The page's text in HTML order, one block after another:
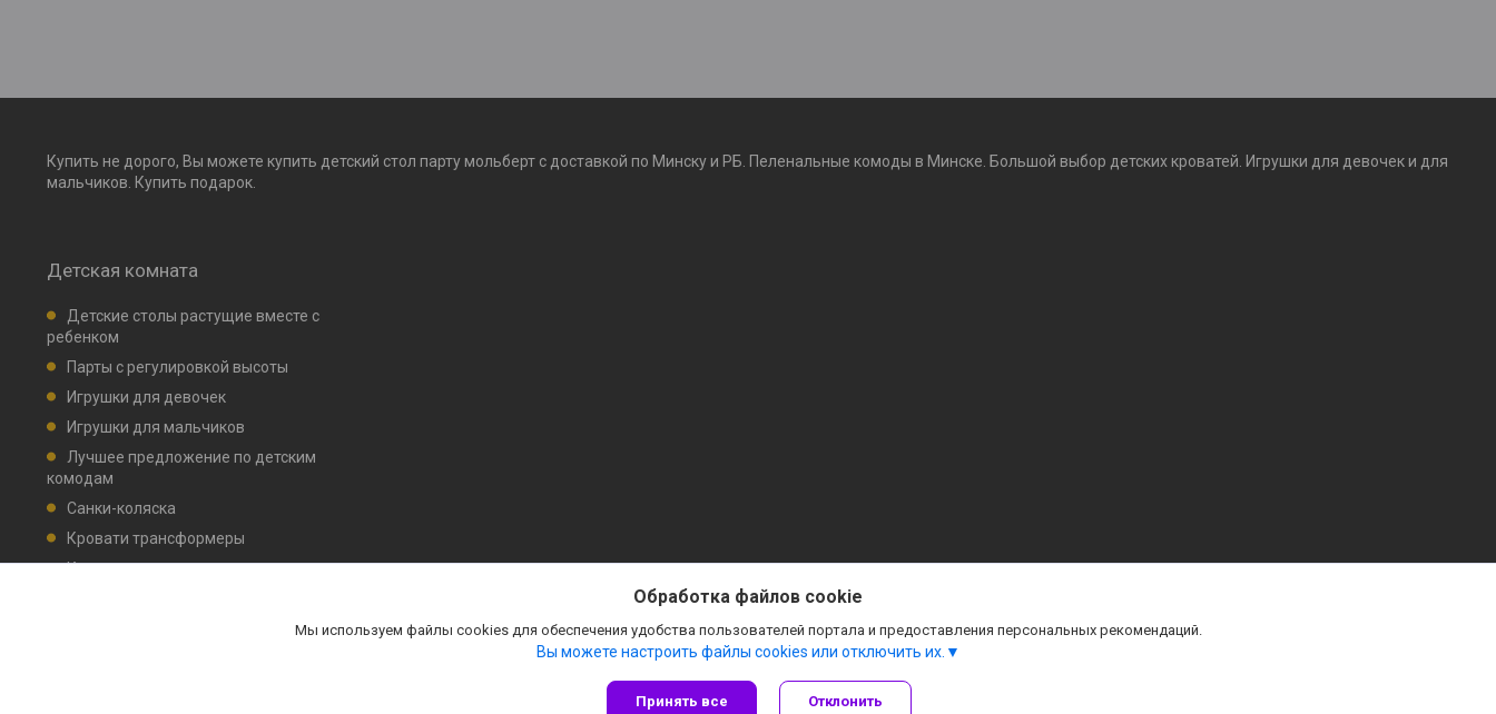
Купить не дорого, Вы можете купить детский стол парту мольберт с доставкой по Минску и РБ. Пеленальные комоды в Минске. Большой выбор детских кроватей. Игрушки для девочек и для
мальчиков. Купить подарок.
Детская комната
Детские столы растущие вместе с
ребенком
Парты с регулировкой высоты
Игрушки для девочек
Игрушки для мальчиков
Лучшее предложение по детским
комодам
Санки-коляска
Кровати трансформеры
Кровати детские маятник, ящик для
Сайт создан на платформе Deal.by
Обработка файлов cookie
Мы используем файлы cookies для обеспечения удобства пользователей портала и предоставления персональных рекомендаций.
Вы можете настроить файлы cookies или отключить их.
Принять все Отклонить